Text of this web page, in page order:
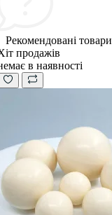
Рекомендовані товари
продажів
в наявності